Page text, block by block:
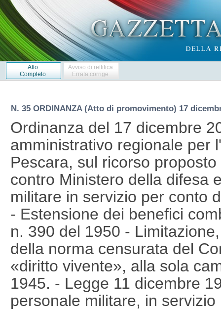
Atto
Completo
Avviso di rettifica
Errata corrige
N. 35 ORDINANZA (Atto di promovimento) 17
Ordinanza del 17 dicembre
amministrativo regionale per
Pescara, sul ricorso
contro Ministero della difesa
militare in servizio per conto
- Estensione dei benefici
n. 390 del 1950 -
della norma censurata del
«diritto vivente», alla sola
1945. - Legge 11 dicembre
personale militare, in